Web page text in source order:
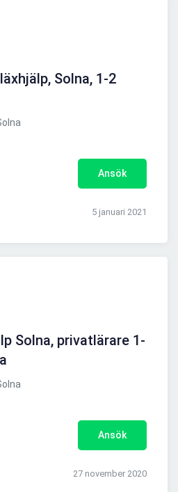
Solna, 1-2
Ansök
5 januari 2021
Solna, privatlärare 1-
Ansök
27 november 2020